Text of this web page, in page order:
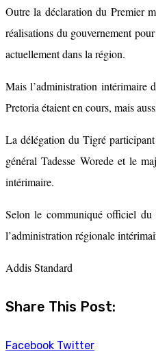
Outre la déclaration du Premier
réalisations du gouvernement
actuellement dans la région.
Mais l’administration intérimaire
Pretoria étaient en cours, mais
La délégation du Tigré
général Tadesse Worede et le
intérimaire.
Selon le communiqué officiel du
l’administration régionale
Addis Standard
Share This Post:
Facebook Twitter